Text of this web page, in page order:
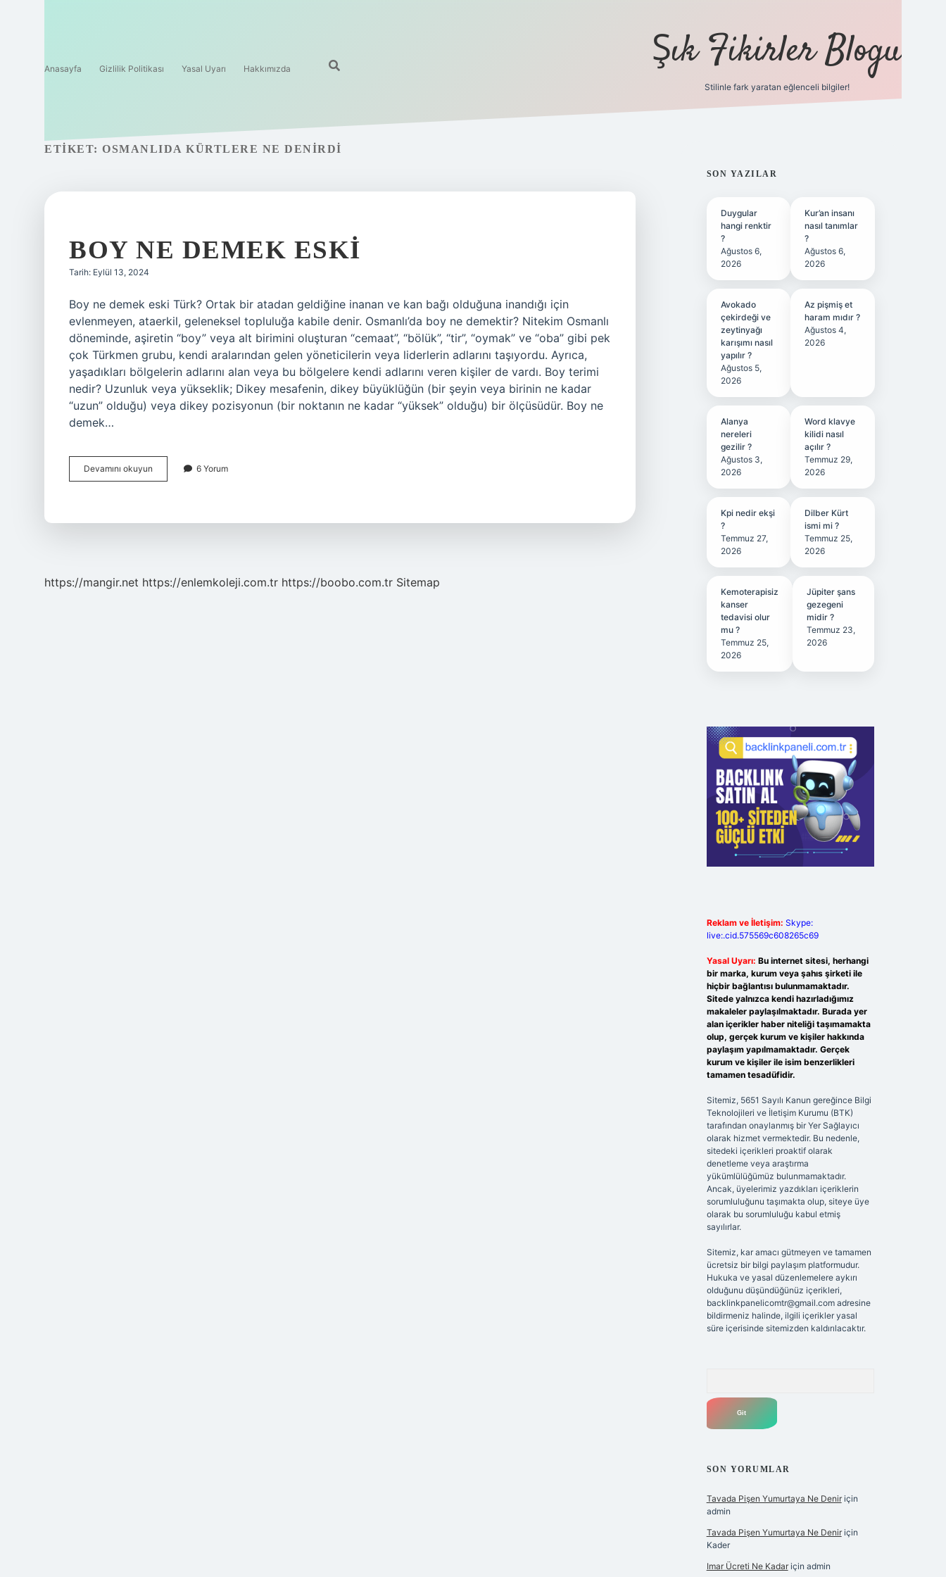
Anasayfa Gizlilik Politikası Yasal Uyarı Hakkımızda Şık Fikirler Blogu
Stilinle fark yaratan eğlenceli bilgiler!
ETIKET: OSMANLIDA KÜRTLERE NE DENIRDI
BOY NE DEMEK ESKI
Tarih: Eylül 13, 2024
Boy ne demek eski Türk? Ortak bir atadan geldiğine inanan ve kan bağı olduğuna inandığı için
evlenmeyen, ataerkil, geleneksel topluluğa kabile denir. Osmanlı’da boy ne demektir? Nitekim Osmanlı
döneminde, aşiretin “boy” veya alt birimini oluşturan “cemaat”, “bölük”, “tir”, “oymak” ve “oba” gibi pek
çok Türkmen grubu, kendi aralarından gelen yöneticilerin veya liderlerin adlarını taşıyordu. Ayrıca,
yaşadıkları bölgelerin adlarını alan veya bu bölgelere kendi adlarını veren kişiler de vardı. Boy terimi
nedir? Uzunluk veya yükseklik; Dikey mesafenin, dikey büyüklüğün (bir şeyin veya birinin ne kadar
“uzun” olduğu) veya dikey pozisyonun (bir noktanın ne kadar “yüksek” olduğu) bir ölçüsüdür. Boy ne
demek…
Devamını okuyun
Ne
6 Yorum
https://mangir.net https://enlemkoleji.com.tr https://boobo.com.tr Sitemap
SIDEBAR
SON YAZILAR
Duygular
hangi renktir
?
Ağustos 6,
2026
Kur’an insanı
nasıl tanımlar
?
Ağustos 6,
2026
Avokado
çekirdeği ve
zeytinyağı
karışımı nasıl
yapılır ?
Ağustos 5,
2026
Az pişmiş et
haram mıdır ?
Ağustos 4,
2026
Alanya
nereleri
gezilir ?
Ağustos 3,
2026
Word klavye
kilidi nasıl
açılır ?
Temmuz 29,
2026
Kpi nedir ekşi
?
Temmuz 27,
2026
Dilber Kürt
ismi mi ?
Temmuz 25,
2026
Kemoterapisiz
kanser
tedavisi olur
mu ?
Temmuz 25,
2026
Jüpiter şans
gezegeni
midir ?
Temmuz 23,
2026
Reklam ve İletişim: Skype:
live:.cid.575569c608265c69
Yasal Uyarı: Bu internet sitesi, herhangi
bir marka, kurum veya şahıs şirketi ile
hiçbir bağlantısı bulunmamaktadır.
Sitede yalnızca kendi hazırladığımız
makaleler paylaşılmaktadır. Burada yer
alan içerikler haber niteliği taşımamakta
olup, gerçek kurum ve kişiler hakkında
paylaşım yapılmamaktadır. Gerçek
kurum ve kişiler ile isim benzerlikleri
tamamen tesadüfidir.
Sitemiz, 5651 Sayılı Kanun gereğince Bilgi
Teknolojileri ve İletişim Kurumu (BTK)
tarafından onaylanmış bir Yer Sağlayıcı
olarak hizmet vermektedir. Bu nedenle,
sitedeki içerikleri proaktif olarak
denetleme veya araştırma
yükümlülüğümüz bulunmamaktadır.
Ancak, üyelerimiz yazdıkları içeriklerin
sorumluluğunu taşımakta olup, siteye üye
olarak bu sorumluluğu kabul etmiş
sayılırlar.
Sitemiz, kar amacı gütmeyen ve tamamen
ücretsiz bir bilgi paylaşım platformudur.
Hukuka ve yasal düzenlemelere aykırı
olduğunu düşündüğünüz içerikleri,
backlinkpanelicomtr@gmail.comadresine
bildirmeniz halinde, ilgili içerikler yasal
süre içerisinde sitemizden kaldırılacaktır.
SON YORUMLAR
Tavada Pişen Yumurtaya Ne Deniriçin
admin
Tavada Pişen Yumurtaya Ne Deniriçin
Kader
Imar Ücreti Ne Kadariçin admin